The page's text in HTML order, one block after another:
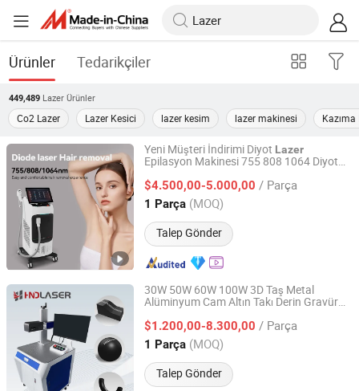
Ürünler Tedarikçiler
449,489 Lazer Ürünler
Co2 Lazer Lazer Kesici lazer kesim lazer makinesi
Yeni Müşteri İndirimi Diyot Lazer
Epilasyon Makinesi 755 808 1064 Diyot
Epilasyonu
$4.500,00-5.000,00 / Parça
1 Parça (MOQ)
Talep Gönder
Sanhe Lefis Electronics Co., Ltd.
Hebei, China Fiyat 2025
30W 50W 60W 100W 3D Taş Metal
Alüminyum Cam Altın Takı Derin Gravür
LazerMarkalama Makinesi Fabrika Fiyatı
$1.200,00-8.300,00 / Parça
1 Parça (MOQ)
Talep Gönder
SUZHOU HND LASER CO., LTD
Jiangsu, China Fiyat 2024